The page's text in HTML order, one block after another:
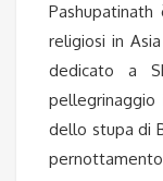
religiosi in
dedicato a
pellegrinaggio
dello stupa di